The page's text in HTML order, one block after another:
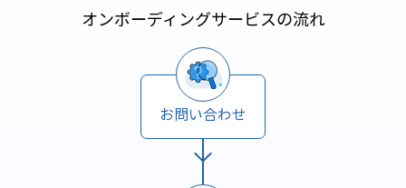
オンボーディングサービスの流れ
お問い合わせ